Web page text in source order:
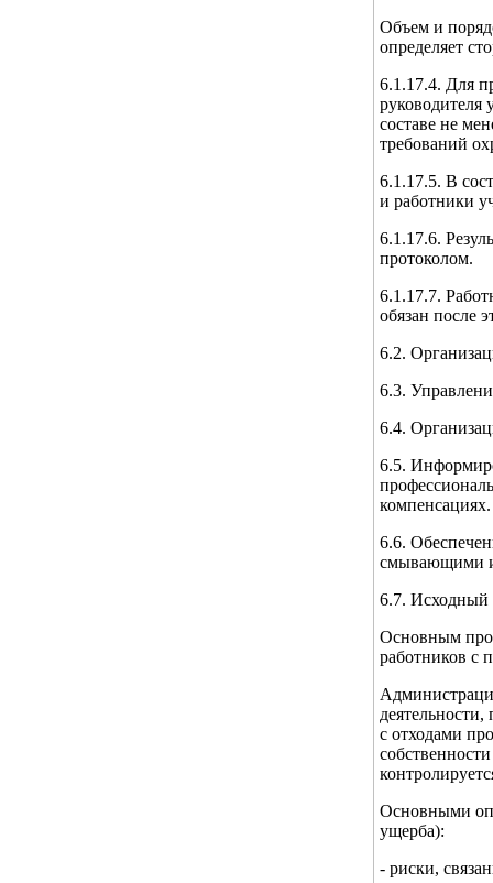
Объем и
определяет
6.1.17.4. Для
руководителя
составе не
требований
6.1.17.5. В
и работники
6.1.17.6.
протоколом.
6.1.17.7.
обязан после
6.2.
6.3.
6.4.
6.5.
компенсациях.
6.6.
смывающими
6.7. Исходный
Основным
работников с
с отходами
Основными
ущерба):
- риски,